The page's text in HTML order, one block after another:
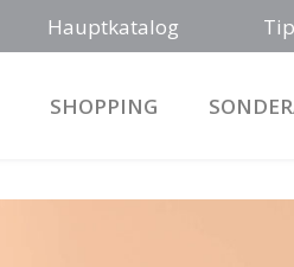
Hauptkatalog
SHOPPING